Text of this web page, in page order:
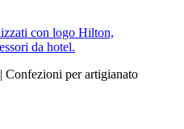
| Confezioni per artigianato